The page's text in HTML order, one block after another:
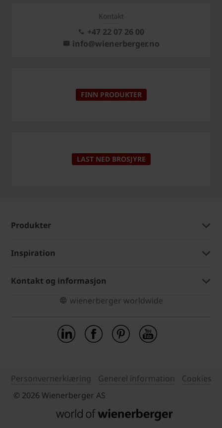
Kontakt
+47 22 07 26 00
info@wienerberger.no
FINN PRODUKTER
LAST NED BROSJYRE
Produkter
Inspiration
Kontakt og informasjon
wienerberger worldwide
Personvernerklæring Generel information
Cookies
© 2026 Wienerberger AS